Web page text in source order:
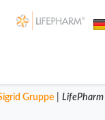
Gruppe| LifePharm